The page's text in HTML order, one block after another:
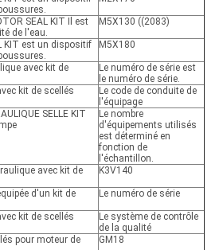
SEAL KIT Il est
de l'eau.
M5X130 ((2083)
KIT est un dispositif
M5X180
avec kit de
Le numéro de série est
le numéro de série.
kit de scellés
Le code de conduite de
l'équipage
SELLE KIT
Le nombre
d'équipements utilisés
est déterminé en
fonction de
l'échantillon.
avec kit de
K3V140
d'un kit de
Le numéro de série
kit de scellés
Le système de contrôle
de la qualité
pour moteur de
GM18